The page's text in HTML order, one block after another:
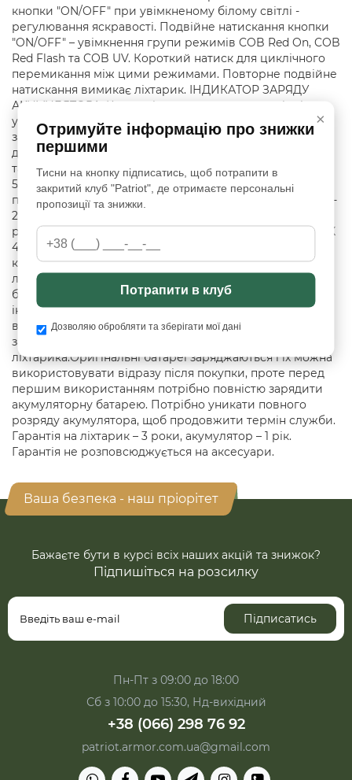
кнопки "ON/OFF" при увімкненому білому світлі -
регулювання яскравості. Подвійне натискання кнопки
"ON/OFF" – увімкнення групи режимів COB Red On, COB
Red Flash та COB UV. Короткий натиск для циклічного
перемикання між цими режимами. Повторне подвійне
натискання вимикає ліхтарик. ІНДИКАТОР ЗАРЯДУ
АКУМУЛЯТОРА: Коли світло вимкнено, натисніть і
утримуйте протягом 2 секунд, щоб побачити рівень
заряду акумулятора. Індикація буде продовжуватися
доти, доки ви утримуєте кнопку.Стан акумулятора
також постійно відображається, коли світло увімкнено.
5 поділок – 100% заряду; 4 поділки – 80% заряду; 3
поділки – 60% заряду; 2 поділки – 40% заряду; 1 поділка -
20% заряду. Блимає 1 поділка – акумулятор
розряджений. Щоб зарядити акумулятор ліхтаря VIDEX
400Lm 4000K, вимкніть ліхтарик, відкрийте захисну
кришку та підключіть зарядний кабель до порту
ліхтарика (USB-C). Під час заряджання індикатора
блимають по черзі. При повній зарядці всі 5 ділення
індикатора світяться постійно. Після повної зарядки
від'єднайте зарядний кабель і закрийте кришку
захисту, щоб вода і пил не потрапили в корпус
ліхтарика.Оригінальні батареї заряджаються і їх можна
використовувати відразу після покупки, проте перед
першим використанням потрібно повністю зарядити
акумуляторну батарею. Потрібно уникати повного
розряду акумулятора, щоб продовжити термін служби.
Гарантія на ліхтарик – 3 роки, акумулятор – 1 рік.
Гарантія не розповсюджується на аксесуари.
×
Отримуйте інформацію про знижки
першими
Тисни на кнопку підписатись, щоб потрапити в
закритий клуб "Patriot", де отримаєте персональні
пропозиції та знижки.
Потрапити в клуб
Дозволяю обробляти та зберігати мої дані
Ваша безпека - наш пріорітет
Бажаєте бути в курсі всіх наших акцій та знижок?
Підпишіться на розсилку
Підписатись
Пн-Пт з 09:00 до 18:00
Сб з 10:00 до 15:30, Нд-вихідний
+38 (066) 298 76 92
patriot.armor.com.ua@gmail.com